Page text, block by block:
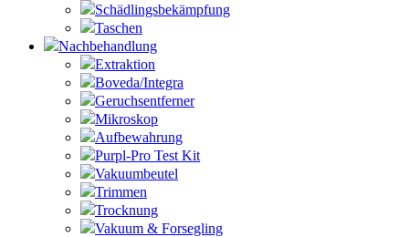
Schädlingsbekämpfung
Taschen
Nachbehandlung
Extraktion
Boveda/Integra
Geruchsentferner
Mikroskop
Aufbewahrung
Purpl-Pro Test Kit
Vakuumbeutel
Trimmen
Trocknung
Vakuum & Forsegling